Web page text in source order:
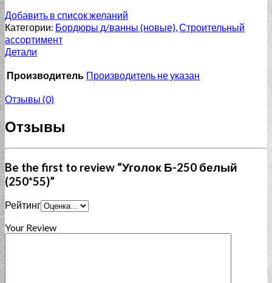
Добавить в список желаний
Категории: Бордюры д/ванны (новые),Строительный
ассортимент
Детали
Производитель Производитель не указан
Отзывы (0)
Отзывы
Be the first to review “Уголок Б-250 белый
(250*55)”
Рейтинг
Your Review